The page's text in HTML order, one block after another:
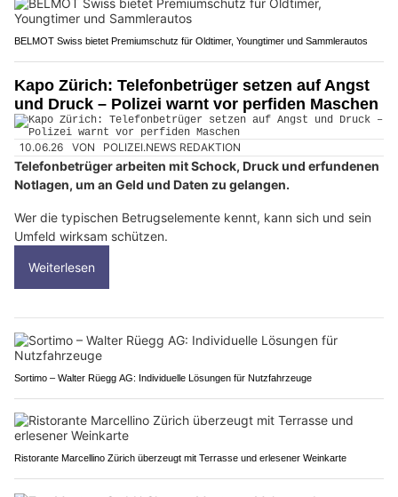
BELMOT Swiss bietet Premiumschutz für Oldtimer, Youngtimer und Sammlerautos
Kapo Zürich: Telefonbetrüger setzen auf Angst
und Druck – Polizei warnt vor perfiden Maschen
10.06.26 VON POLIZEI.NEWS REDAKTION
Telefonbetrüger arbeiten mit Schock, Druck und erfundenen
Notlagen, um an Geld und Daten zu gelangen.
Wer die typischen Betrugselemente kennt, kann sich und sein
Umfeld wirksam schützen.
Weiterlesen
Sortimo – Walter Rüegg AG: Individuelle Lösungen für Nutzfahrzeuge
Ristorante Marcellino Zürich überzeugt mit Terrasse und erlesener Weinkarte